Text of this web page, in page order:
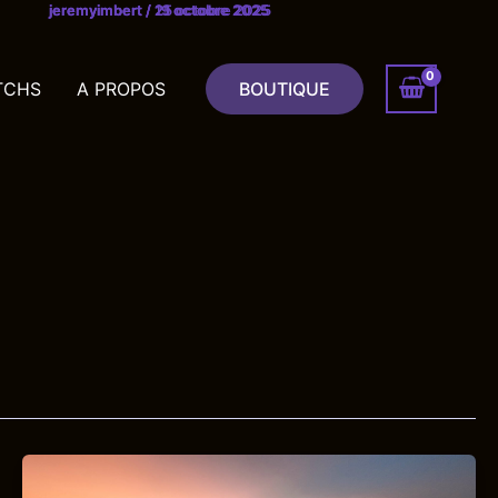
A PROPOS BOUTIQUE
jeremyimbert /25 octobre 2025
jeremyimbert /21 octobre 2025
jeremyimbert /19 octobre 2025